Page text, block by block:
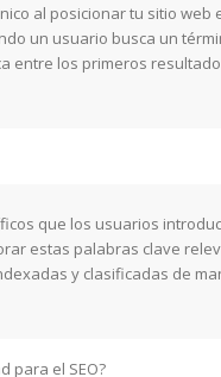
al posicionar tu sitio web
un usuario busca un
entre los primeros
que los usuarios
estas palabras clave
y clasificadas de
para el SEO?